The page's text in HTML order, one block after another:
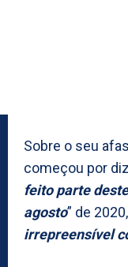
Sobre o seu
começou por
feito parte
agosto” de
irrepreensível